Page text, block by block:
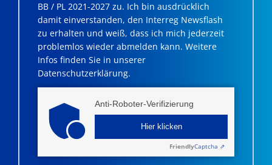
BB / PL 2021-2027 zu. Ich bin ausdrücklich
damit einverstanden, den Interreg Newsflash
zu erhalten und weiß, dass ich mich jederzeit
problemlos wieder abmelden kann. Weitere
Infos finden Sie in unserer
Datenschutzerklärung.
Anti-Roboter-Verifizierung
Hier klicken
FriendlyCaptcha ⇗